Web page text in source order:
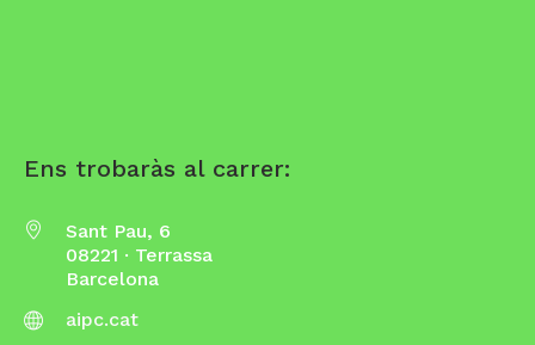
Ens trobaràs al carrer:
Sant Pau, 6
08221 · Terrassa
Barcelona
aipc.cat